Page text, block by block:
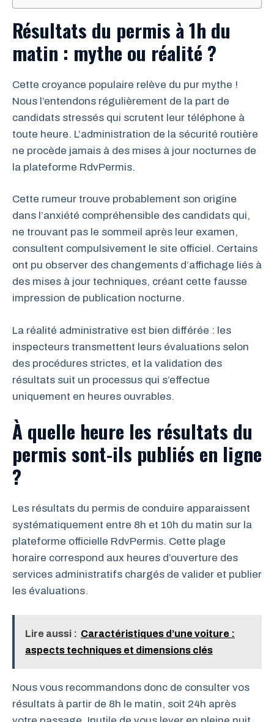
Résultats du permis à 1h du
matin : mythe ou réalité ?
Cette croyance populaire relève du pur mythe !
Nous l’entendons régulièrement de la part de
candidats stressés qui scrutent leur téléphone à
toute heure. L’administration de la sécurité routière
ne procède jamais à des mises à jour nocturnes de
la plateforme RdvPermis.
Cette rumeur trouve probablement son origine
dans l’anxiété compréhensible des candidats qui,
ne trouvant pas le sommeil après leur examen,
consultent compulsivement le site officiel. Certains
ont pu observer des changements d’affichage liés à
des mises à jour techniques, créant cette fausse
impression de publication nocturne.
La réalité administrative est bien différée : les
inspecteurs transmettent leurs évaluations selon
des procédures strictes, et la validation des
résultats suit un processus qui s’effectue
uniquement en heures ouvrables.
À quelle heure les résultats du
permis sont-ils publiés en ligne
?
Les résultats du permis de conduire apparaissent
systématiquement entre 8h et 10h du matin sur la
plateforme officielle RdvPermis. Cette plage
horaire correspond aux heures d’ouverture des
services administratifs chargés de valider et publier
les évaluations.
Lire aussi : Caractéristiques d’une voiture :
aspects techniques et dimensions clés
Nous vous recommandons donc de consulter vos
résultats à partir de 8h le matin, soit 24h après